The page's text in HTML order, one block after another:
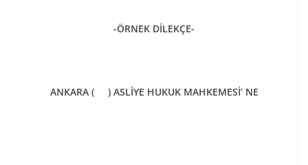
-ÖRNEK DİLEKÇE-
ANKARA ( ) ASLİYE HUKUK MAHKEMESİ’ NE